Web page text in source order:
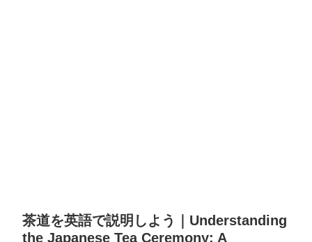
茶道を英語で説明しよう｜Understanding
the Japanese Tea Ceremony: A